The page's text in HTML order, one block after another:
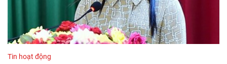
Tin hoạt động